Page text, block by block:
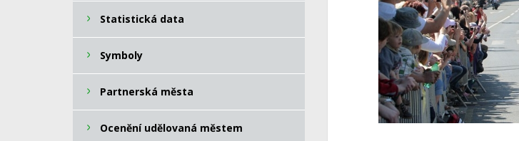
Statistická data
Symboly
Partnerská města
Ocenění udělovaná městem